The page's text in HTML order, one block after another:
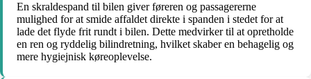
En skraldespand til bilen giver føreren og passagererne
mulighed for at smide affaldet direkte i spanden i stedet for at
lade det flyde frit rundt i bilen. Dette medvirker til at opretholde
en ren og ryddelig bilindretning, hvilket skaber en behagelig og
mere hygiejnisk køreoplevelse.